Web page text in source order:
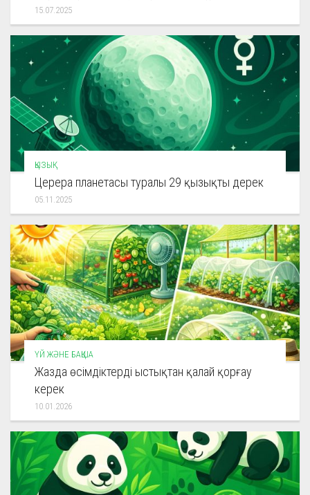
15.07.2025
ҚЫЗЫҚ
Церера планетасы туралы 29 қызықты дерек
05.11.2025
ҮЙ ЖӘНЕ БАҚША
Жазда өсімдіктерді ыстықтан қалай қорғау
керек
10.01.2026